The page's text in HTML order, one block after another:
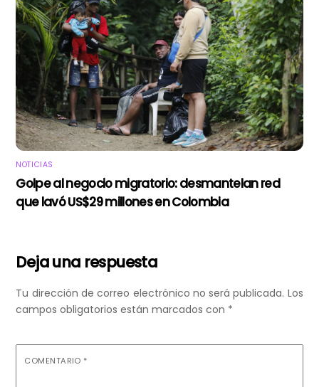
NOTICIAS
Golpe al negocio migratorio: desmantelan red
que lavó US$29 millones en Colombia
Deja una respuesta
Tu dirección de correo electrónico no será publicada. Los
campos obligatorios están marcados con *
COMENTARIO *